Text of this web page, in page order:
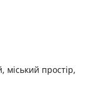
міський простір,